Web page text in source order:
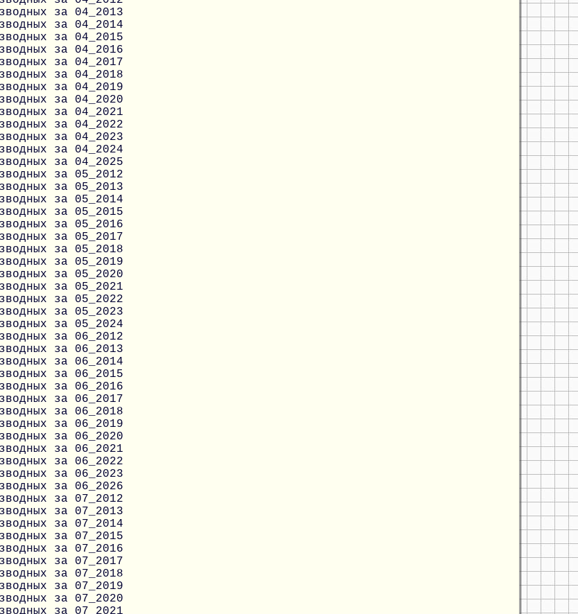
за 04_2013
за 04_2014
за 04_2015
за 04_2016
за 04_2017
за 04_2018
за 04_2019
за 04_2020
за 04_2021
за 04_2022
за 04_2023
за 04_2024
за 04_2025
за 05_2012
за 05_2013
за 05_2014
за 05_2015
за 05_2016
за 05_2017
за 05_2018
за 05_2019
за 05_2020
за 05_2021
за 05_2022
за 05_2023
за 05_2024
за 06_2012
за 06_2013
за 06_2014
за 06_2015
за 06_2016
за 06_2017
за 06_2018
за 06_2019
за 06_2020
за 06_2021
за 06_2022
за 06_2023
за 06_2026
за 07_2012
за 07_2013
за 07_2014
за 07_2015
за 07_2016
за 07_2017
за 07_2018
за 07_2019
за 07_2020
за 07_2021